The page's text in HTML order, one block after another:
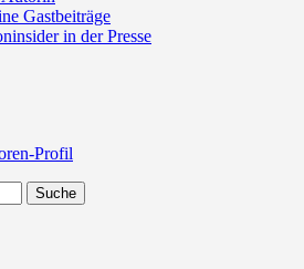
Gastbeiträge
in der Presse
Profil